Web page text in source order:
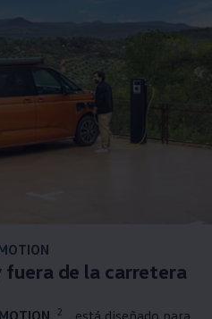
de la carretera
2